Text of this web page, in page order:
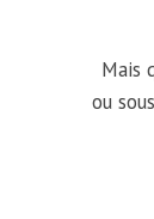
Mais
ou